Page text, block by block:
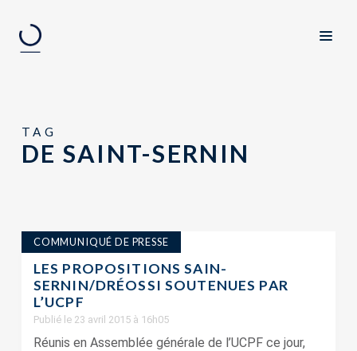
TAG
DE SAINT-SERNIN
COMMUNIQUÉ DE PRESSE
LES PROPOSITIONS SAIN-
SERNIN/DRÉOSSI SOUTENUES PAR
L’UCPF
Publié le 23 avril 2015 à 16h05
Réunis en Assemblée générale de l’UCPF ce jour,